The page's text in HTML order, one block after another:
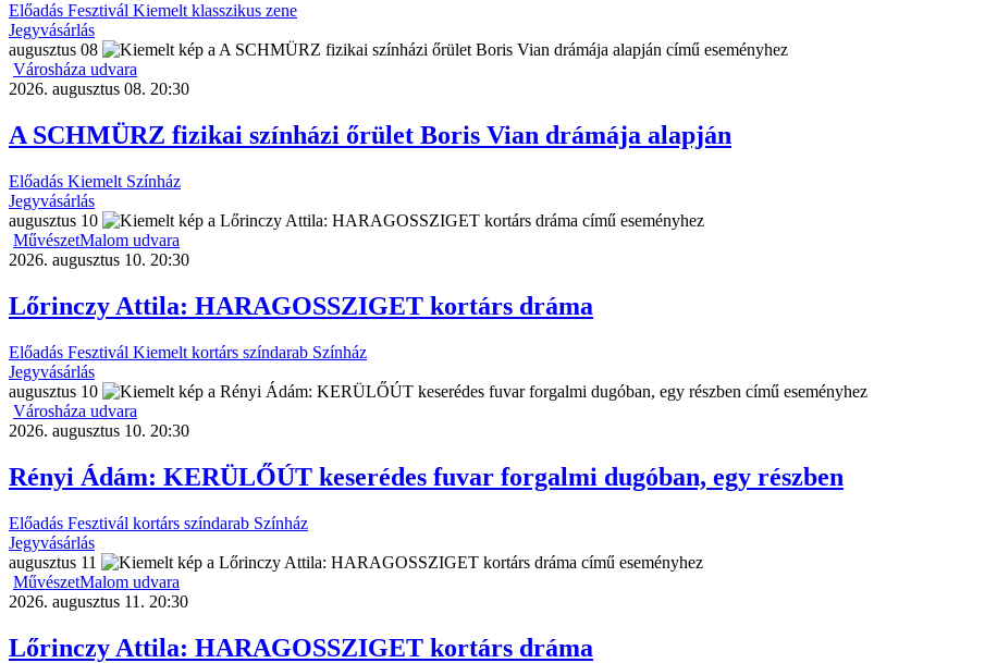
Előadás Fesztivál Kiemeltklasszikus zene
Jegyvásárlás
augusztus 08
Városháza udvara
2026. augusztus 08. 20:30
A SCHMÜRZ fizikai színházi őrület Boris Vian drámája alapján
Előadás Kiemelt Színház
Jegyvásárlás
augusztus 10
MűvészetMalom udvara
2026. augusztus 10. 20:30
Lőrinczy Attila: HARAGOSSZIGET kortárs dráma
Előadás Fesztivál Kiemelt kortárs színdarab Színház
Jegyvásárlás
augusztus 10
Városháza udvara
2026. augusztus 10. 20:30
Rényi Ádám: KERÜLŐÚT keserédes fuvar forgalmi dugóban, egy részben
Előadás Fesztivál kortárs színdarab Színház
Jegyvásárlás
augusztus 11
MűvészetMalom udvara
2026. augusztus 11. 20:30
Lőrinczy Attila: HARAGOSSZIGET kortárs dráma